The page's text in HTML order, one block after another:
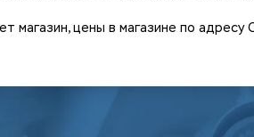
цены в магазине по адресу